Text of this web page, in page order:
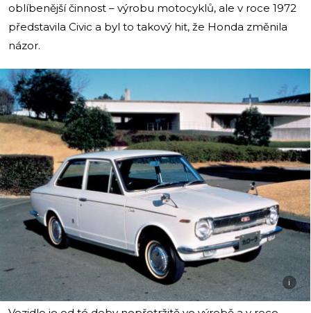
oblíbenější činnost – výrobu motocyklů, ale v roce 1972
představila Civic a byl to takový hit, že Honda změnila
názor.
i